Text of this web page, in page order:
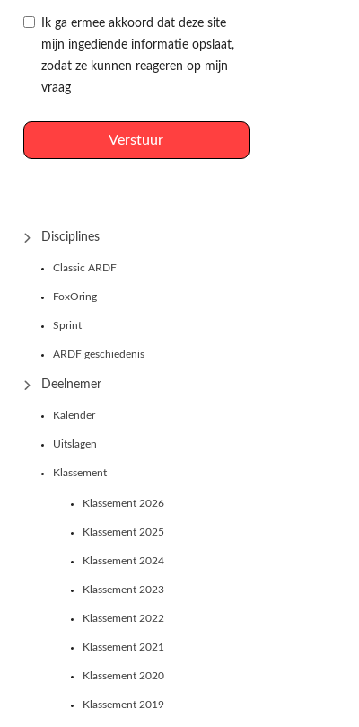
Ik ga ermee akkoord dat deze site
mijn ingediende informatie opslaat,
zodat ze kunnen reageren op mijn
vraag
Verstuur
Disciplines
Classic ARDF
FoxOring
Sprint
ARDF geschiedenis
Deelnemer
Kalender
Uitslagen
Klassement
Klassement 2026
Klassement 2025
Klassement 2024
Klassement 2023
Klassement 2022
Klassement 2021
Klassement 2020
Klassement 2019